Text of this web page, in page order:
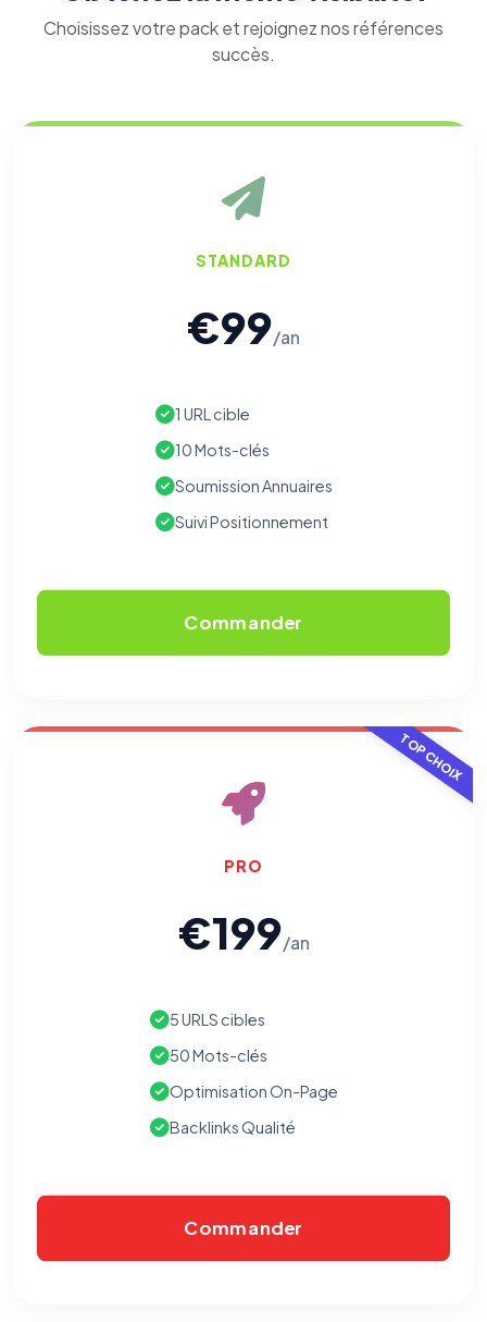
Choisissez votre pack et rejoignez nos références
succès.
STANDARD
€99/an
1 URL cible
10 Mots-clés
Soumission Annuaires
Suivi Positionnement
Commander
TOP CHOIX
PRO
€199/an
5 URLS cibles
50 Mots-clés
Optimisation On-Page
Backlinks Qualité
Commander